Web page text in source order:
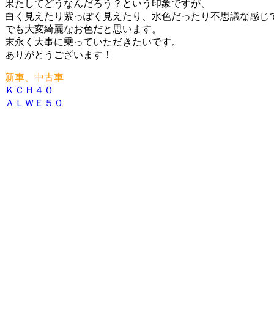
果たしてどうなんだろう？という印象ですが、
白く見えたり紫っぽく見えたり、水色だったり不思議な感じ
でも大変綺麗なお色だと思います。
末永く大事に乗っていただきたいです。
ありがとうございます！
新車、中古車
投
ＫＣＨ４０
ＡＬＷＥ５０